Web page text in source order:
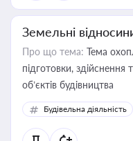
Земельні
Про що тема: Тема
підготовки, здійснення
об’єктів будівництва
Будівельна діяльність